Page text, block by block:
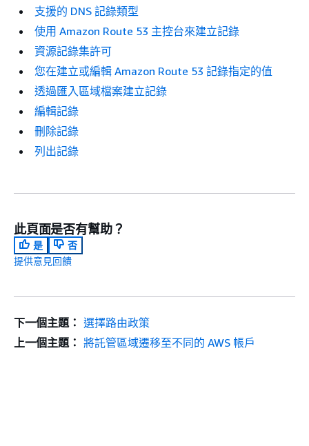
支援的 DNS 記錄類型
使用 Amazon Route 53 主控台來建立記錄
資源記錄集許可
您在建立或編輯 Amazon Route 53 記錄指定的值
透過匯入區域檔案建立記錄
編輯記錄
刪除記錄
列出記錄
此頁面是否有幫助？
是
否
提供意見回饋
下一個主題： 選擇路由政策
上一個主題： 將託管區域遷移至不同的 AWS 帳戶